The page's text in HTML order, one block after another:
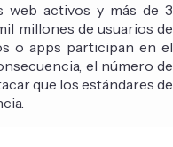
web activos y más de 3
millones de usuarios de
o apps participan en el
el número de
que los estándares de